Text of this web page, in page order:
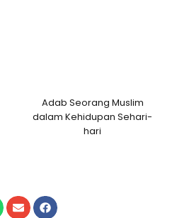
Adab Seorang Muslim
dalam Kehidupan Sehari-
hari